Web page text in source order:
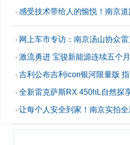
▪ 感受技术带给人的愉悦！南京
▪ 网上车市专访：南京汤山协众
▪ 激流勇进 宝骏新能源连续五个
▪ 吉利公布吉利icon银河限量版
▪ 全新雷克萨斯RX 450hL自然探
▪ 让每个人安全到家！南京实拍